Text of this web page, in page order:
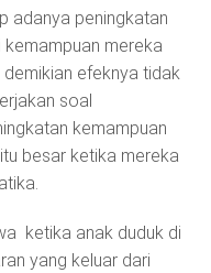
adanya peningkatan
mereka
efeknya tidak
soal
kemampuan
besar ketika mereka
ketika anak duduk di
yang keluar dari